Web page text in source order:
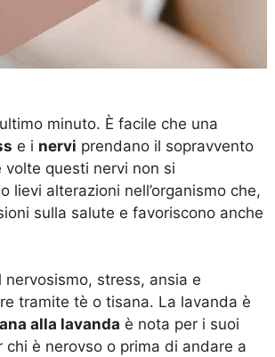
minuto. È facile che una
e i nervi prendano il sopravvento
questi nervi non si
alterazioni nell’organismo che,
sulla salute e favoriscono anche
stress, ansia e
tramite tè o tisana. La lavanda è
alla lavanda è nota per i suoi
è nerovso o prima di andare a